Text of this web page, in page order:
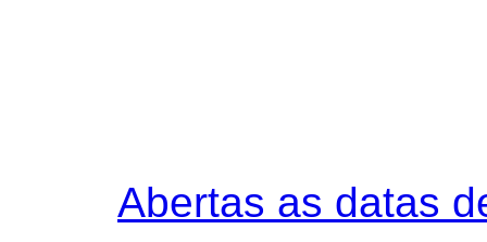
Abertas as datas